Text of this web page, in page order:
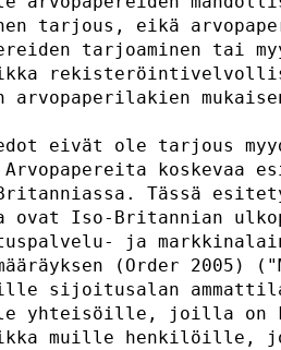
tarjous, eikä
tarjoaminen tai
arvopaperilakien
eivät ole
Arvopapereita
Tässä
ovat Iso-Britannian
ja
(Order
sijoitusalan
yhteisöille, joilla on
muille